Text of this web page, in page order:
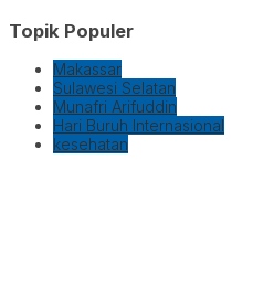
Topik Populer
Makassar
Sulawesi Selatan
Munafri Arifuddin
Hari Buruh Internasional
kesehatan